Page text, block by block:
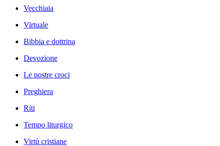
Vecchiaia
Virtuale
Bibbia e dottrina
Devozione
Le nostre croci
Preghiera
Riti
Tempo liturgico
Virtù cristiane